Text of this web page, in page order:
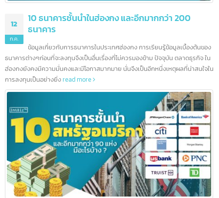
12
ก.ค.
10 ธนาคารชั้นนำในฮ่องกง และอีกมากกว่า 200
ข้อมูลเกี่ยวกับการธนาคารในประเทศฮ่องกง การเรียนรู้ข้อมูลเบื้องต้นข
ธนาคารต่างๆก่อนที่จะลงทุนจึงเป็นอื่นเรื่องที่ไม่ควรมองข้าม ปัจจุบัน ตลาดธุรกิจ
ฮ่องกงยังคงมีความมั่นคงและมีโอกาสมากมาย นั่นจึงเป็นอีกหนึ่งเหตุผลที่น่าสนใ
การลงทุนเป็นอย่างยิ่ง
read more